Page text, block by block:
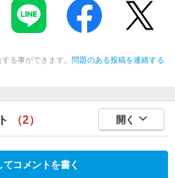
る事ができます。 問題のある投稿を連絡する
（2） 開く
てコメントを書く